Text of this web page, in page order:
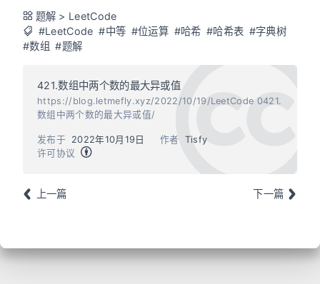
题解 > LeetCode
#LeetCode #中等 #位运算 #哈希 #哈希表 #字典树
#数组 #题解
421.数组中两个数的最大异或值
https://blog.letmefly.xyz/2022/10/19/LeetCode 0421.
数组中两个数的最大异或值/
作者 Tisfy
发布于
2022年10月19日
许可协议
上一篇 下一篇